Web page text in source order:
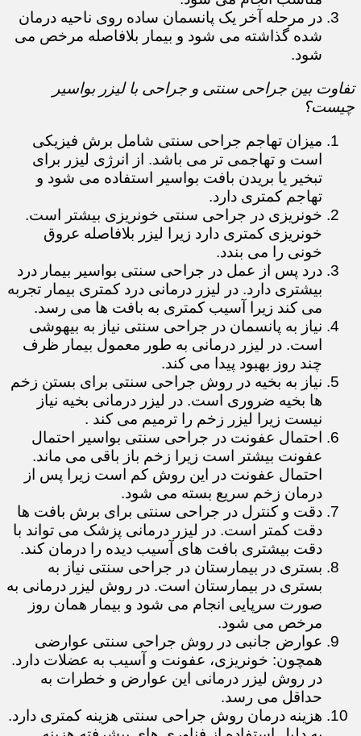
در مرحله آخر یک پانسمان ساده روی ناحیه درمان
شده گذاشته می شود و بیمار بلافاصله مرخص می
شود.
تفاوت بین جراحی سنتی و جراحی با لیزر بواسیر
چیست؟
میزان تهاجم جراحی سنتی شامل برش فیزیکی
است و تهاجمی تر می باشد. از انرژی لیزر برای
تبخیر یا بریدن بافت بواسیر استفاده می شود و
تهاجم کمتری دارد.
خونریزی در جراحی سنتی خونریزی بیشتر است.
خونریزی کمتری دارد زیرا لیزر بلافاصله عروق
خونی را می بندد.
درد پس از عمل در جراحی سنتی بواسیر بیمار درد
بیشتری دارد. در لیزر درمانی درد کمتری بیمار تجربه
می کند زیرا آسیب کمتری به بافت ها می رسد.
نیاز به پانسمان در جراحی سنتی نیاز به بیهوشی
است. در لیزر درمانی به طور معمول بیمار ظرف
چند روز بهبود پیدا می کند.
نیاز به بخیه در روش جراحی سنتی برای بستن زخم
ها بخیه ضروری است. در لیزر درمانی بخیه نیاز
نیست زیرا لیزر زخم را ترمیم می کند .
احتمال عفونت در جراحی سنتی بواسیر احتمال
عفونت بیشتر است زیرا زخم باز باقی می ماند.
احتمال عفونت در این روش کم است زیرا پس از
درمان زخم سریع بسته می شود.
دقت و کنترل در جراحی سنتی برای برش بافت ها
دقت کمتر است. در لیزر درمانی پزشک می تواند با
دقت بیشتری بافت های آسیب دیده را درمان کند.
بستری در بیمارستان در جراحی سنتی نیاز به
بستری در بیمارستان است. در روش لیزر درمانی به
صورت سرپایی انجام می شود و بیمار همان روز
مرخص می شود.
عوارض جانبی در روش جراحی سنتی عوارضی
همچون: خونریزی، عفونت و آسیب به عضلات دارد.
در روش لیزر درمانی این عوارض و خطرات به
حداقل می رسد.
هزینه درمان روش جراحی سنتی هزینه کمتری دارد.